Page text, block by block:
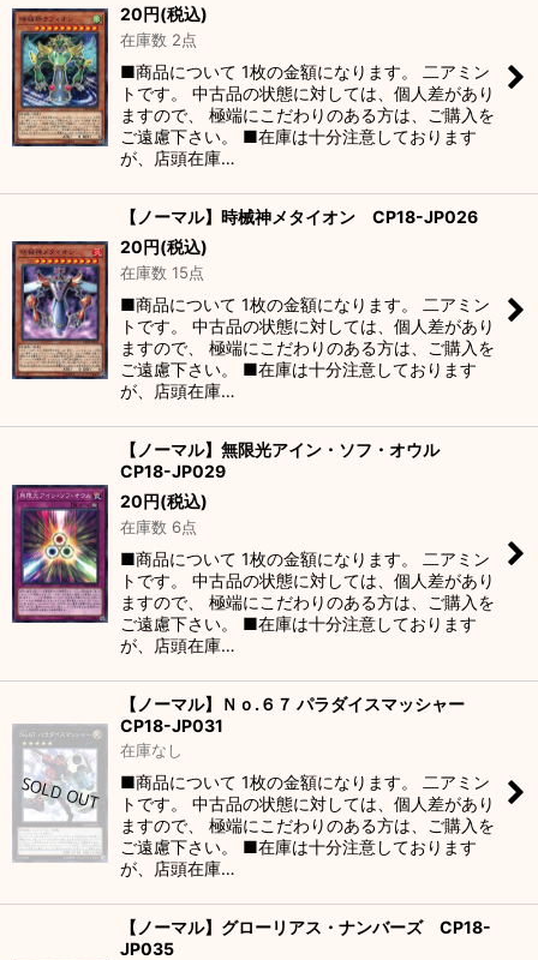
20円(税込)
在庫数 2点
■商品について 1枚の金額になります。 二アミン
トです。 中古品の状態に対しては、個人差があり
ますので、 極端にこだわりのある方は、ご購入を
ご遠慮下さい。 ■在庫は十分注意しております
が、店頭在庫…
【ノーマル】時械神メタイオン CP18-JP026
20円(税込)
在庫数 15点
■商品について 1枚の金額になります。 二アミン
トです。 中古品の状態に対しては、個人差があり
ますので、 極端にこだわりのある方は、ご購入を
ご遠慮下さい。 ■在庫は十分注意しております
が、店頭在庫…
【ノーマル】無限光アイン・ソフ・オウル
CP18-JP029
20円(税込)
在庫数 6点
■商品について 1枚の金額になります。 二アミン
トです。 中古品の状態に対しては、個人差があり
ますので、 極端にこだわりのある方は、ご購入を
ご遠慮下さい。 ■在庫は十分注意しております
が、店頭在庫…
【ノーマル】Ｎｏ.６７ パラダイスマッシャー
CP18-JP031
在庫なし
■商品について 1枚の金額になります。 二アミン
トです。 中古品の状態に対しては、個人差があり
ますので、 極端にこだわりのある方は、ご購入を
ご遠慮下さい。 ■在庫は十分注意しております
が、店頭在庫…
【ノーマル】グローリアス・ナンバーズ CP18-
JP035